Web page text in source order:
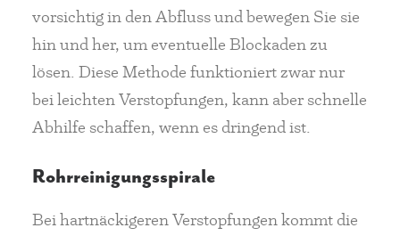
vorsichtig in den Abfluss und bewegen Sie sie
hin und her, um eventuelle Blockaden zu
lösen. Diese Methode funktioniert zwar nur
bei leichten Verstopfungen, kann aber schnelle
Abhilfe schaffen, wenn es dringend ist.
Rohrreinigungsspirale
Bei hartnäckigeren Verstopfungen kommt die